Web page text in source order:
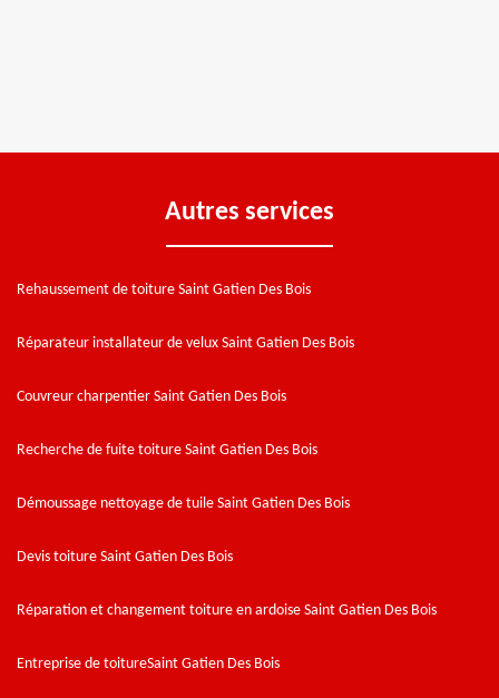
Autres services
Rehaussement de toiture Saint Gatien Des Bois
Réparateur installateur de velux Saint Gatien Des Bois
Couvreur charpentier Saint Gatien Des Bois
Recherche de fuite toiture Saint Gatien Des Bois
Démoussage nettoyage de tuile Saint Gatien Des Bois
Devis toiture Saint Gatien Des Bois
Réparation et changement toiture en ardoise Saint Gatien Des Bois
Entreprise de toitureSaint Gatien Des Bois